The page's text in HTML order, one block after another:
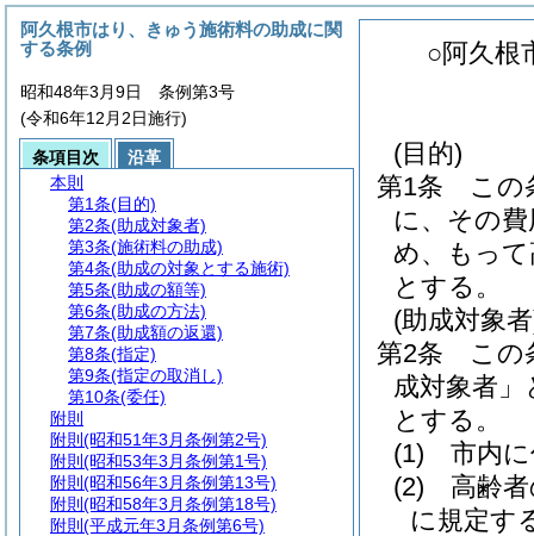
○阿久根
(目的)
第1条
この
に、その
め、もっ
とする。
(助成対象
第2条
この
成対象者
とする。
(1)
市内
(2)
高齢
に規定す
阿久根市はり、きゅう施術料の助成に関
する条例
昭和48年3月9日 条例第3号
(令和6年12月2日施行)
条項目次
沿革
本則
第1条(目的)
第2条(助成対象者)
第3条(施術料の助成)
第4条(助成の対象とする施術)
第5条(助成の額等)
第6条(助成の方法)
第7条(助成額の返還)
第8条(指定)
第9条(指定の取消し)
第10条(委任)
附則
附則 (昭和51年3月条例第2号)
附則 (昭和53年3月条例第1号)
附則 (昭和56年3月条例第13号)
附則 (昭和58年3月条例第18号)
附則 (平成元年3月条例第6号)